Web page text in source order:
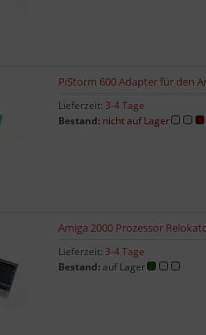
PiStorm 600 Adapter für den
Lieferzeit: 3-4 Tage
Bestand: nicht auf Lager
Amiga 2000 Prozessor
Lieferzeit: 3-4 Tage
Bestand:auf Lager